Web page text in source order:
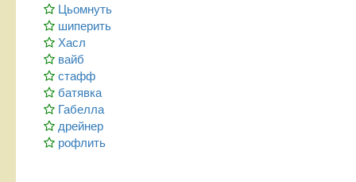
Цьомнуть
шиперить
Хасл
вайб
стафф
батявка
Габелла
дрейнер
рофлить